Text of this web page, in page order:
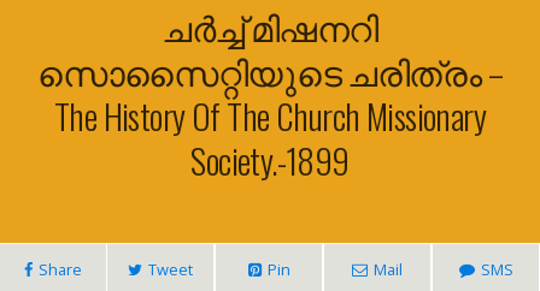
ചർച്ച് മിഷനറി
സൊസൈറ്റിയുടെ ചരിത്രം –
The History Of The Church Missionary
Society.-1899
Share Tweet Pin Mail SMS